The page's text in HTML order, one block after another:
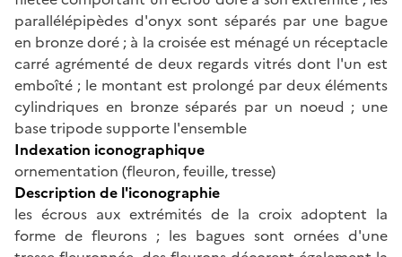
parallélépipèdes d'onyx sont séparés par une bague
en bronze doré ; à la croisée est ménagé un réceptacle
carré agrémenté de deux regards vitrés dont l'un est
emboîté ; le montant est prolongé par deux éléments
cylindriques en bronze séparés par un noeud ; une
base tripode supporte l'ensemble
Indexation iconographique
ornementation (fleuron, feuille, tresse)
Description de l'iconographie
les écrous aux extrémités de la croix adoptent la
forme de fleurons ; les bagues sont ornées d'une